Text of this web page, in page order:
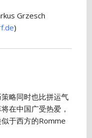
Grzesch
)
略同时也比拼运气
在中国广受热爱，
于西方的Romme